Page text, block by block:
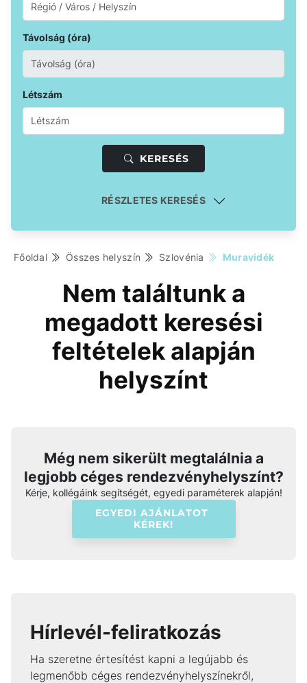
Távolság (óra)
Létszám
KERESÉS
RÉSZLETES KERESÉS
Főoldal Összes helyszín Szlovénia Muravidék
Nem találtunk a
megadott keresési
feltételek alapján
helyszínt
Még nem sikerült megtalálnia a
legjobb céges rendezvényhelyszínt?
Kérje, kollégáink segítségét, egyedi paraméterek alapján!
EGYEDI AJÁNLATOT
KÉREK!
Hírlevél-feliratkozás
Ha szeretne értesítést kapni a legújabb és
legmenőbb céges rendezvényhelyszínekről,